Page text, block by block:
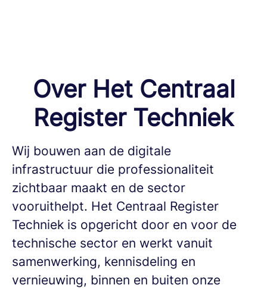
Over Het Centraal
Register Techniek
Wij bouwen aan de digitale
infrastructuur die professionaliteit
zichtbaar maakt en de sector
vooruithelpt. Het Centraal Register
Techniek is opgericht door en voor de
technische sector en werkt vanuit
samenwerking, kennisdeling en
vernieuwing, binnen en buiten onze